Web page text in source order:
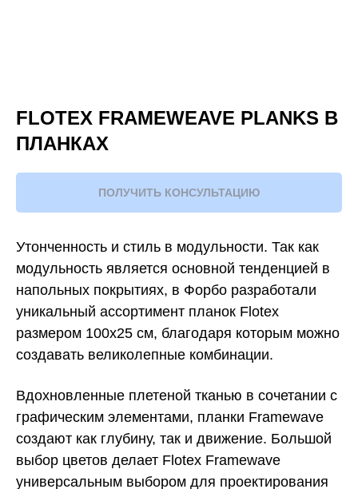
FLOTEX FRAMEWEAVE PLANKS В
ПЛАНКАХ
ПОЛУЧИТЬ КОНСУЛЬТАЦИЮ
Утонченность и стиль в модульности. Так как
модульность является основной тенденцией в
напольных покрытиях, в Форбо разработали
уникальный ассортимент планок Flotex
размером 100x25 см, благодаря которым можно
создавать великолепные комбинации.
Вдохновленные плетеной тканью в сочетании с
графическим элементами, планки Framewave
создают как глубину, так и движение. Большой
выбор цветов делает Flotex Framewave
универсальным выбором для проектирования